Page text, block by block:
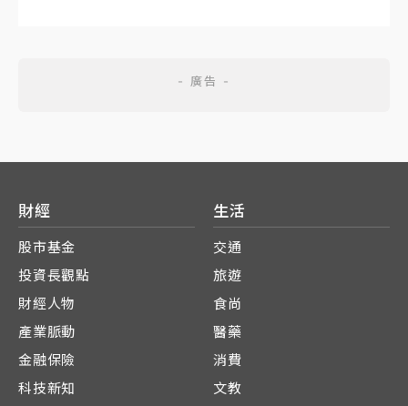
財經
股市基金
投資長觀點
財經人物
產業脈動
金融保險
科技新知
生活
交通
旅遊
食尚
醫藥
消費
文教